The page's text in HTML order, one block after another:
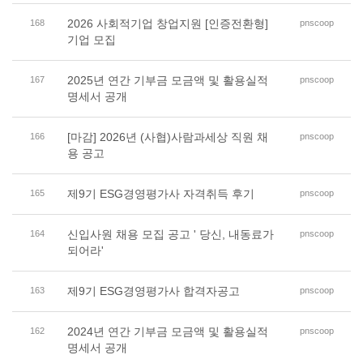
168
2026 사회적기업 창업지원 [인증전환형]
기업 모집
pnscoop
167
2025년 연간 기부금 모금액 및 활용실적
명세서 공개
pnscoop
166
[마감] 2026년 (사협)사람과세상 직원 채
용 공고
pnscoop
165 제9기 ESG경영평가사 자격취득 후기 pnscoop
164
신입사원 채용 모집 공고 ' 당신, 내동료가
되어라'
pnscoop
163 제9기 ESG경영평가사 합격자공고 pnscoop
162
2024년 연간 기부금 모금액 및 활용실적
명세서 공개
pnscoop